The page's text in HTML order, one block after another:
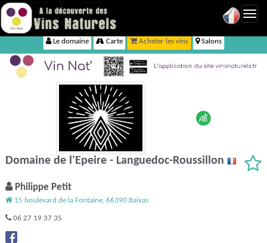
Le domaine Carte Acheter les vins Salons
Domaine de l'Epeire - Languedoc-Roussillon
Philippe Petit
15 boulevard de la Fontaine, 66390 Baixas
06 27 19 37 35